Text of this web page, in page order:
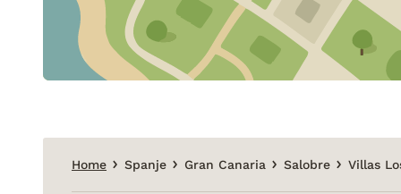
Home Spanje Gran Canaria Salobre Villas